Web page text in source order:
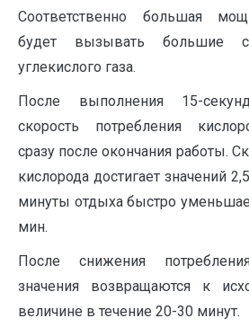
Соответственно большая
будет вызывать большие
углекислого газа.
После выполнения 15-
скорость потребления
сразу после окончания работы.
кислорода достигает значений
минуты отдыха быстро
мин.
После снижения
значения возвращаются к
величине в течение 20-30 минут.